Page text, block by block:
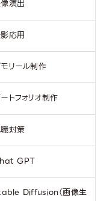
演出
応用
リール制作
トフォリオ制作
対策
GPT
Diffusion（画像生